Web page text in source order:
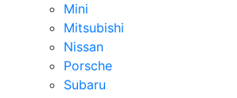
Mini
Mitsubishi
Nissan
Porsche
Subaru